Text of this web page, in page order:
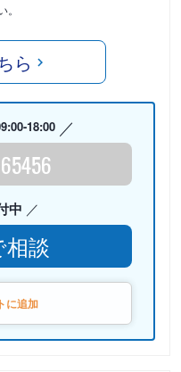
ら
18:00
中
相談
に追加